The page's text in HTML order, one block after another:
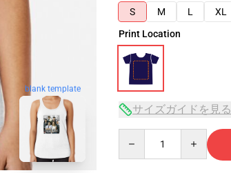
blank template
S
M L XL
Print Location
サイズガイドを見る